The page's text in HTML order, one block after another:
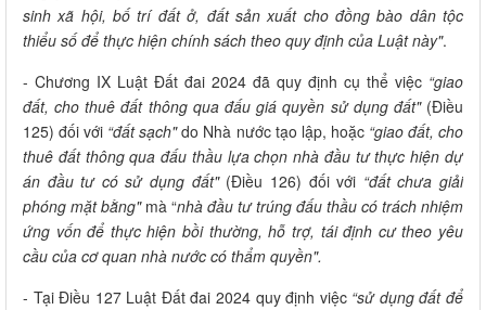
sinh xã hội, bố trí đất ở, đất sản xuất cho đồng bào dân tộc
thiểu số để thực hiện chính sách theo quy định của Luật này".
- Chương IX Luật Đất đai 2024 đã quy định cụ thể việc “giao
đất, cho thuê đất thông qua đấu giá quyền sử dụng đất"(Điều
125) đối với “đất sạch"do Nhà nước tạo lập, hoặc “giao đất, cho
thuê đất thông qua đấu thầu lựa chọn nhà đầu tư thực hiện dự
án đầu tư có sử dụng đất" (Điều 126) đối với “đất chưa giải
phóng mặt bằng"mà “nhà đầu tư trúng đấu thầu có trách nhiệm
ứng vốn để thực hiện bồi thường, hỗ trợ, tái định cư theo yêu
cầu của cơ quan nhà nước có thẩm quyền".
- Tại Điều 127 Luật Đất đai 2024 quy định việc “sử dụng đất để